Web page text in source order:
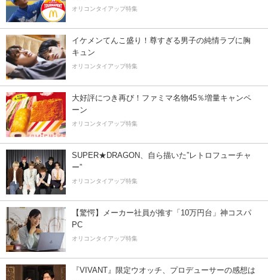
オリコンタイアップ特集
イケメンてんこ盛り！尊すぎる男子の純情ラブに胸
キュン
オリコンタイアップ特集
大好評につき再び！ファミマ名物45％増量キャンペ
ーン
オリコンタイアップ特集
SUPER★DRAGON、自ら描いた”レトロフューチャ
ー”
オリコンタイアップ特集
【驚愕】メーカー社員が推す「10万円台」神コスパ
PC
オリコンタイアップ特集
『VIVANT』限定ウオッチ、プロデューサーの感想は